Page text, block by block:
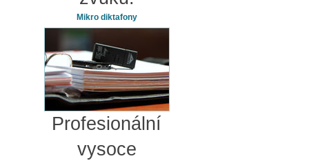
Mikro diktafony
Profesionální
vysoce